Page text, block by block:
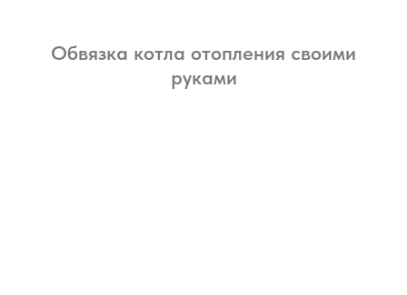
Обвязка котла отопления своими
руками